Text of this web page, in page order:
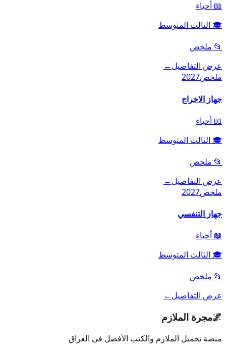
📖 أحياء
🎓 الثالث المتوسط
📂 ملخص
عرض التفاصيل←
ملخص2027
جهاز الاخراج
📖 أحياء
🎓 الثالث المتوسط
📂 ملخص
عرض التفاصيل←
ملخص2027
جهاز التنفسي
📖 أحياء
🎓 الثالث المتوسط
📂 ملخص
عرض التفاصيل←
🌌مجرة الملازم
منصة تحميل الملازم والكتب الأفضل في العراق